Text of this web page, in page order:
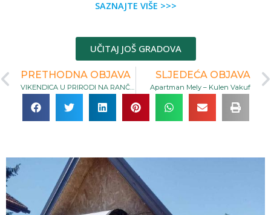
SAZNAJTE VIŠE >>>
UČITAJ JOŠ GRADOVA
PRETHODNA OBJAVA
VIKENDICA U PRIRODI NA RANČU ZOLAĆI
SLJEDEĆA OBJAVA
Apartman Mely – Kulen Vakuf